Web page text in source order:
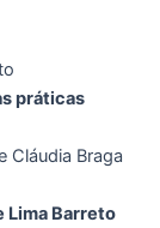
práticas
Cláudia Braga
Barreto